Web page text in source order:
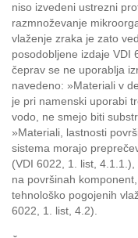
niso izvedeni ustrezni
razmnoževanje
vlaženje zraka je zato
posodobljene izdaje VDI
čeprav se ne uporablja
navedeno: »Materiali v
je pri namenski uporabi
vodo, ne smejo biti
»Materiali, lastnosti
sistema morajo
(VDI 6022, 1. list,
na površinah
tehnološko pogojenih
6022, 1. list, 4.2).